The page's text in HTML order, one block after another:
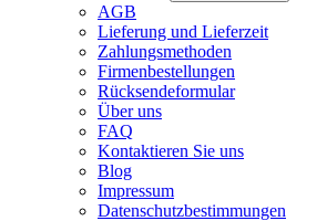
AGB
Lieferung und Lieferzeit
Zahlungsmethoden
Firmenbestellungen
Rücksendeformular
Über uns
FAQ
Kontaktieren Sie uns
Blog
Impressum
Datenschutzbestimmungen